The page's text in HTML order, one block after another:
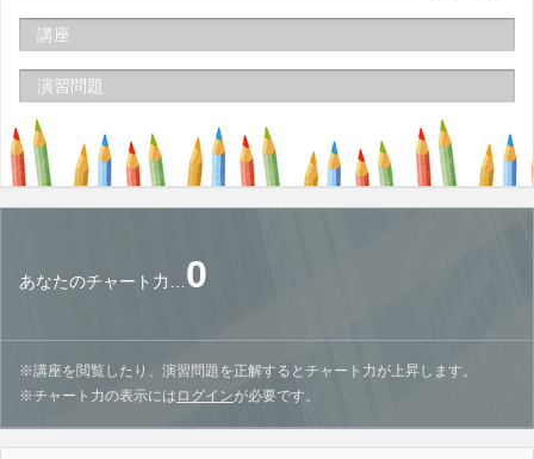
講座
演習問題
あなたのチャート力… 0
※講座を閲覧したり、演習問題を正解するとチャート力が上昇します。
※チャート力の表示には ログインが必要です。